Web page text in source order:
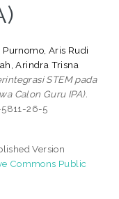
Purnomo, Aris Rudi
Arindra Trisna
STEM pada
Calon Guru IPA).
26-5
Version
Commons Public